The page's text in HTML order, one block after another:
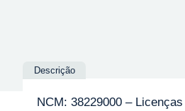
Descrição
NCM: 38229000 –